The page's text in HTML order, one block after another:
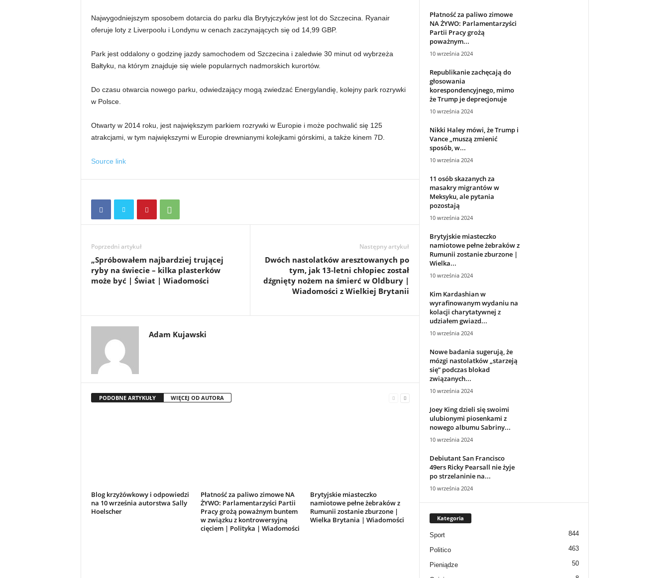
Najwygodniejszym sposobem dotarcia do parku dla Brytyjczyków jest lot do Szczecina. Ryanair
oferuje loty z Liverpoolu i Londynu w cenach zaczynających się od 14,99 GBP.
Park jest oddalony o godzinę jazdy samochodem od Szczecina i zaledwie 30 minut od wybrzeża
Bałtyku, na którym znajduje się wiele popularnych nadmorskich kurortów.
Do czasu otwarcia nowego parku, odwiedzający mogą zwiedzać Energylandię, kolejny park rozrywki
w Polsce.
Otwarty w 2014 roku, jest największym parkiem rozrywki w Europie i może pochwalić się 125
atrakcjami, w tym największymi w Europie drewnianymi kolejkami górskimi, a także kinem 7D.
Source link
Poprzedni artykuł
„Spróbowałem najbardziej trującej
ryby na świecie – kilka plasterków
może być | Świat | Wiadomości
Następny artykuł
Dwóch nastolatków aresztowanych po
tym, jak 13-letni chłopiec został
dźgnięty nożem na śmierć w Oldbury |
Wiadomości z Wielkiej Brytanii
Adam Kujawski
PODOBNE ARTYKUŁY WIĘCEJ OD AUTORA
Blog krzyżówkowy i odpowiedzi
na 10 września autorstwa Sally
Hoelscher
Płatność za paliwo zimowe NA
ŻYWO: Parlamentarzyści Partii
Pracy grożą poważnym buntem
w związku z kontrowersyjną
cięciem | Polityka | Wiadomości
Brytyjskie miasteczko
namiotowe pełne żebraków z
Rumunii zostanie zburzone |
Wielka Brytania | Wiadomości
Płatność za paliwo zimowe
NA ŻYWO: Parlamentarzyści
Partii Pracy grożą
poważnym...
10 września 2024
Republikanie zachęcają do
głosowania
korespondencyjnego, mimo
że Trump je deprecjonuje
10 września 2024
Nikki Haley mówi, że Trump i
Vance „muszą zmienić
sposób, w...
10 września 2024
11 osób skazanych za
masakry migrantów w
Meksyku, ale pytania
pozostają
10 września 2024
Brytyjskie miasteczko
namiotowe pełne żebraków z
Rumunii zostanie zburzone |
Wielka...
10 września 2024
Kim Kardashian w
wyrafinowanym wydaniu na
kolacji charytatywnej z
udziałem gwiazd...
10 września 2024
Nowe badania sugerują, że
mózgi nastolatków „starzeją
się” podczas blokad
związanych...
10 września 2024
Joey King dzieli się swoimi
ulubionymi piosenkami z
nowego albumu Sabriny...
10 września 2024
Debiutant San Francisco
49ers Ricky Pearsall nie żyje
po strzelaninie na...
10 września 2024
Kategoria
Sport 844
Politico 463
Pieniądze 50